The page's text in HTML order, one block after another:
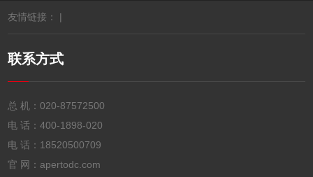
友情链接： |
联系方式
总 机：020-87572500
电 话：400-1898-020
电 话： 18520500709
官 网：apertodc.com